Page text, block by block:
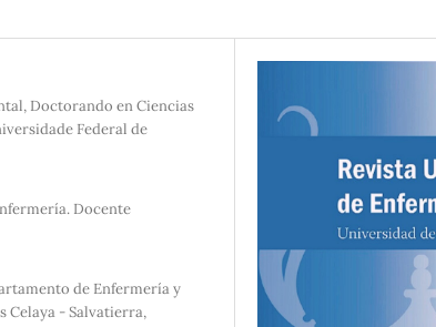
Doctorando en Ciencias
Federal de
Docente
de Enfermería y
Celaya - Salvatierra,